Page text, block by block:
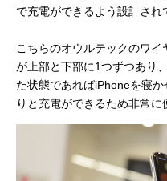
で充電ができるよう設計され
こちらのオウルテックのワ
が上部と下部に1つずつあり
た状態であればiPhoneを寝
りと充電ができるため非常に